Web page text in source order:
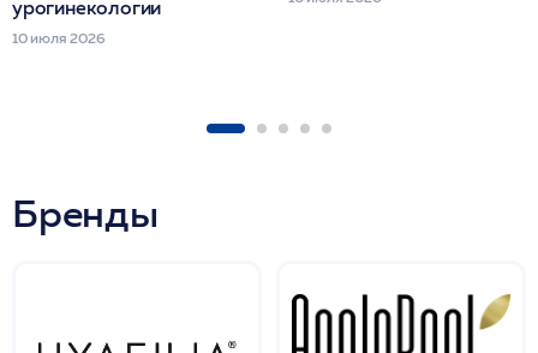
урогинекологии
10 июля 2026
Бренды